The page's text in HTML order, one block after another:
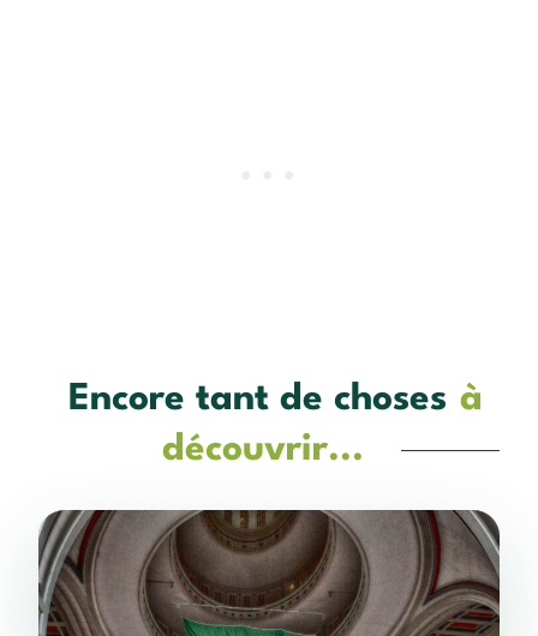
Encore tant de choses à
découvrir...